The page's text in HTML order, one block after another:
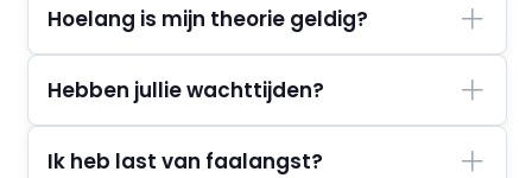
Hoelang is mijn theorie geldig?
Hebben jullie wachttijden?
Ik heb last van faalangst?